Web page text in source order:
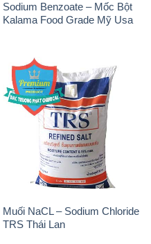
Sodium Benzoate – Mốc Bột
Kalama Food Grade Mỹ Usa
Muối NaCL – Sodium Chloride
TRS Thái Lan